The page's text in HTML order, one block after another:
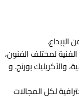
لمختلف الفنون،
والأكريليك بورنج. و
لكل المجالات